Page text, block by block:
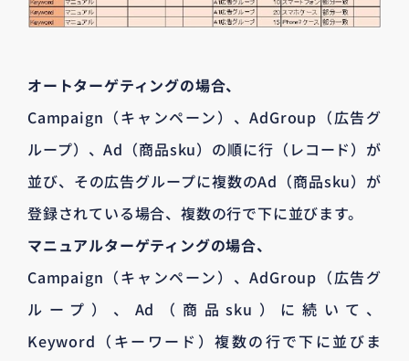
オートターゲティングの場合、
Campaign（キャンペーン）、AdGroup（広告グ
ループ）、Ad（商品sku）の順に行（レコード）が
並び、その広告グループに複数のAd（商品sku）が
登録されている場合、複数の行で下に並びます。
マニュアルターゲティングの場合、
Campaign（キャンペーン）、AdGroup（広告グ
ループ）、Ad（商品sku）に続いて、
Keyword（キーワード）複数の行で下に並びま